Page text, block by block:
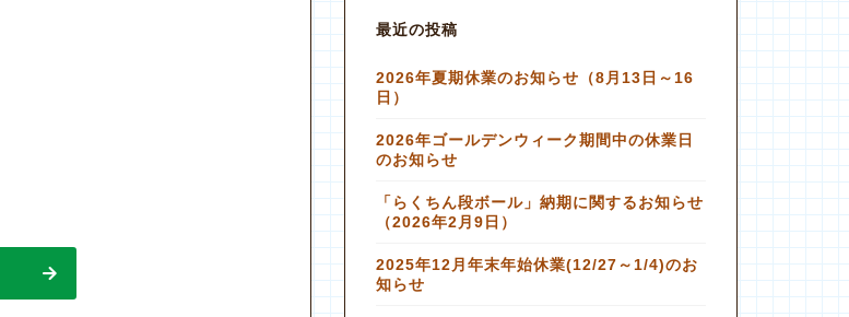
最近の投稿
2026年夏期休業のお知らせ（8月13日～16
日）
2026年ゴールデンウィーク期間中の休業日
のお知らせ
「らくちん段ボール」納期に関するお知らせ
（2026年2月9日）
2025年12月年末年始休業(12/27～1/4)のお
知らせ